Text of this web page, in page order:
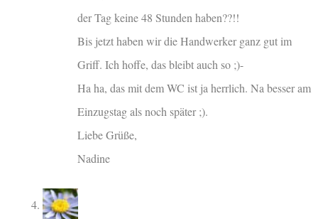
der Tag keine 48 Stunden haben??!!
Bis jetzt haben wir die Handwerker ganz gut im
Griff. Ich hoffe, das bleibt auch so ;)-
Ha ha, das mit dem WC ist ja herrlich. Na besser am
Einzugstag als noch später ;).
Liebe Grüße,
Nadine